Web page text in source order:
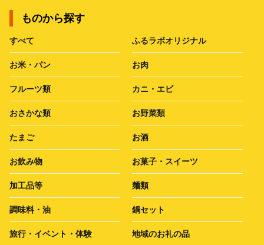
ものから探す
すべて ふるラボオリジナル
お米・パン お肉
フルーツ類 カニ・エビ
おさかな類 お野菜類
たまご お酒
お飲み物 お菓子・スイーツ
加工品等 麺類
調味料・油 鍋セット
旅行・イベント・体験 地域のお礼の品